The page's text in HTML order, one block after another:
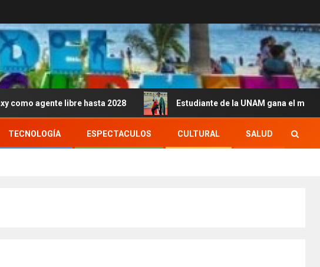
libre hasta 2028 Estudiante de la UNAM gana el mundial
TECNOLOGÍA ESPECTACULOS CULTURAL SALUD